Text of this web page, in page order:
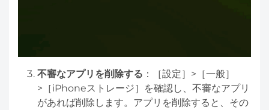
不審なアプリを削除する ：［設定］>［一般］
>［iPhoneストレージ］を確認し、不審なアプリ
があれば削除します。アプリを削除すると、その